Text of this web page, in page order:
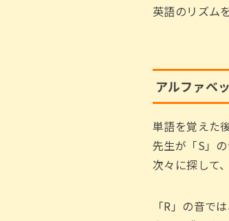
英語のリズム
アルファベ
単語を覚えた
先生が「S」
次々に探して
「R」の音で